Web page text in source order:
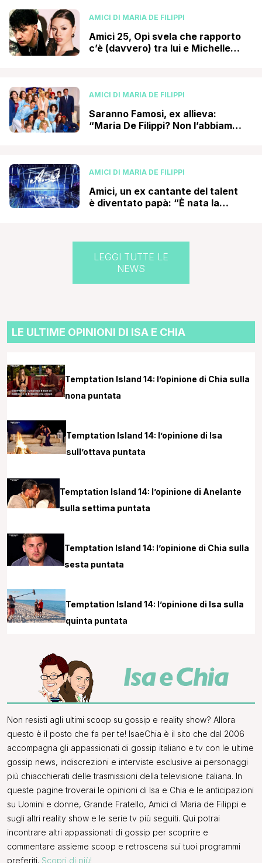
AMICI DI MARIA DE FILIPPI
Amici 25, Opi svela che rapporto
c’è (davvero) tra lui e Michelle
AMICI DI MARIA DE FILIPPI
Saranno Famosi, ex allieva:
“Maria De Filippi? Non l’abbiamo
AMICI DI MARIA DE FILIPPI
Amici, un ex cantante del talent
è diventato papà: “È nata la
LEGGI TUTTE LE
NEWS
LE ULTIME OPINIONI DI ISA E CHIA
Temptation Island 14: l’opinione di Chia sulla
nona puntata
Temptation Island 14: l’opinione di Isa
sull’ottava puntata
Temptation Island 14: l’opinione di Anelante
sulla settima puntata
Temptation Island 14: l’opinione di Chia sulla
sesta puntata
Temptation Island 14: l’opinione di Isa sulla
quinta puntata
Non resisti agli ultimi scoop su gossip e reality show? Allora
questo è il posto che fa per te! IsaeChia è il sito che dal 2006
accompagna gli appassionati di gossip italiano e tv con le ultime
gossip news, indiscrezioni e interviste esclusive ai personaggi
più chiacchierati delle trasmissioni della televisione italiana. In
queste pagine troverai le opinioni di Isa e Chia e le anticipazioni
su Uomini e donne, Grande Fratello, Amici di Maria de Filippi e
sugli altri reality show e le serie tv più seguiti. Qui potrai
incontrare altri appassionati di gossip per scoprire e
commentare assieme scoop e retroscena sui tuoi programmi
preferiti. Scopri di più!